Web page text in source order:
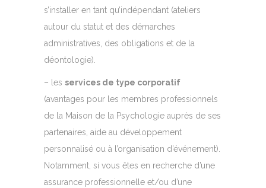
s’installer en tant qu’indépendant (ateliers
autour du statut et des démarches
administratives, des obligations et de la
déontologie).
– les services de type corporatif
(avantages pour les membres professionnels
de la Maison de la Psychologie auprès de ses
partenaires, aide au développement
personnalisé ou à l’organisation d’événement).
Notamment, si vous êtes en recherche d’une
assurance professionnelle et/ou d’une